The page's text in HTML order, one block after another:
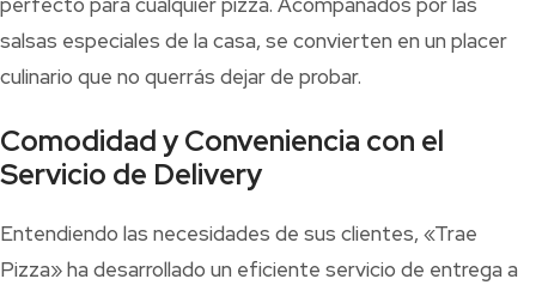
salsas especiales de la casa, se convierten en un placer
culinario que no querrás dejar de probar.
Comodidad y Conveniencia con el
Servicio de Delivery
Entendiendo las necesidades de sus clientes, «Trae
Pizza» ha desarrollado un eficiente servicio de entrega a